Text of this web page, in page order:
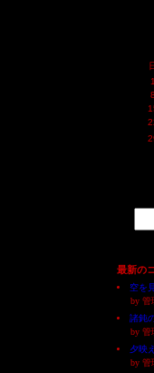
1
8
最新の
空を
by 管
諸鈍
by 管
夕映
by 管